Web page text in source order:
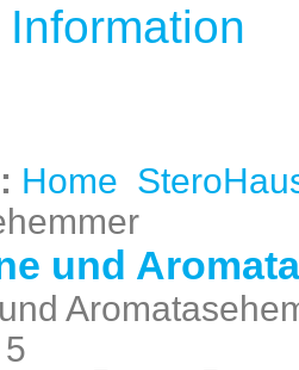
Home
und
5